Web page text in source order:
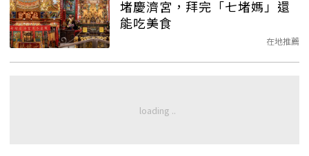
堵慶濟宮，拜完「七堵媽」還
能吃美食
在地推薦